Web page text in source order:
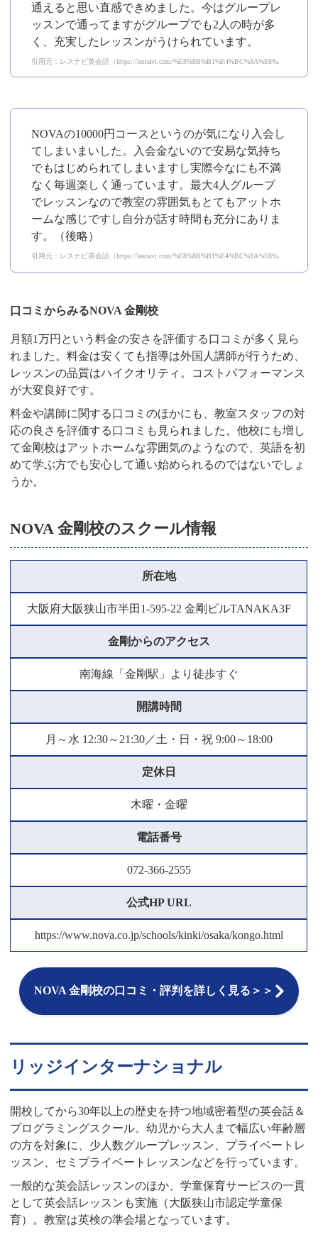
通えると思い直感できめました。今はグループレ
ッスンで通ってますがグループでも2人の時が多
く、充実したレッスンがうけられています。
引用元：レスナビ英会話（https://lesnavi.com/%E8%8B%B1%E4%BC%9A%E8%A9%B1/111/
NOVAの10000円コースというのが気になり入会し
てしまいまいした。入会金ないので安易な気持ち
でもはじめられてしまいますし実際今なにも不満
なく毎週楽しく通っています。最大4人グループ
でレッスンなので教室の雰囲気もとてもアットホ
ームな感じですし自分が話す時間も充分にありま
す。（後略）
引用元：レスナビ英会話（https://lesnavi.com/%E8%8B%B1%E4%BC%9A%E8%A9%B1/111/
口コミからみるNOVA 金剛校
月額1万円という料金の安さを評価する口コミが多く見ら
れました。料金は安くても指導は外国人講師が行うため、
レッスンの品質はハイクオリティ。コストパフォーマンス
が大変良好です。
料金や講師に関する口コミのほかにも、教室スタッフの対
応の良さを評価する口コミも見られました。他校にも増し
て金剛校はアットホームな雰囲気のようなので、英語を初
めて学ぶ方でも安心して通い始められるのではないでしょ
うか。
NOVA 金剛校のスクール情報
所在地
大阪府大阪狭山市半田1-595-22 金剛ビルTANAKA3F
金剛からのアクセス
南海線「金剛駅」より徒歩すぐ
開講時間
月～水 12:30～21:30／土・日・祝 9:00～18:00
定休日
木曜・金曜
電話番号
072-366-2555
公式HP URL
https://www.nova.co.jp/schools/kinki/osaka/kongo.html
NOVA 金剛校の口コミ・評判を詳しく見る＞＞
リッジインターナショナル
開校してから30年以上の歴史を持つ地域密着型の英会話＆
プログラミングスクール。幼児から大人まで幅広い年齢層
の方を対象に、少人数グループレッスン、プライベートレ
ッスン、セミプライベートレッスンなどを行っています。
一般的な英会話レッスンのほか、学童保育サービスの一貫
として英会話レッスンも実施（大阪狭山市認定学童保
育）。教室は英検の準会場となっています。